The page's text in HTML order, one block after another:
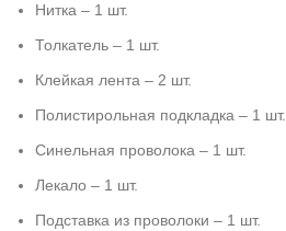
Нитка – 1 шт.
Толкатель – 1 шт.
Клейкая лента – 2 шт.
Полистирольная подкладка – 1 шт.
Синельная проволока – 1 шт.
Лекало – 1 шт.
Подставка из проволоки – 1 шт.